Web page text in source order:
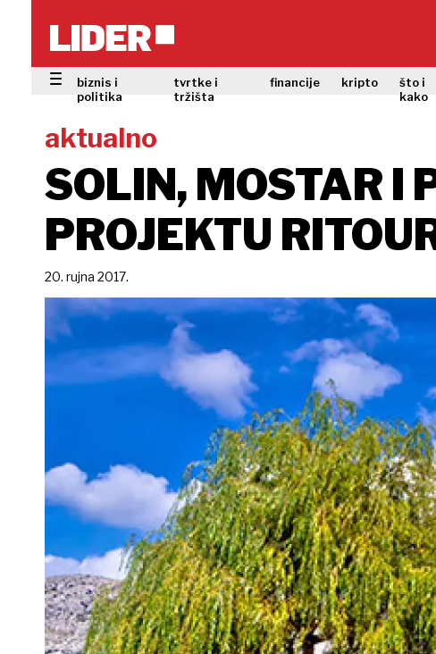
biznis i
politika
tvrtke i
tržišta
financije kripto
što i
kako
aktualno
SOLIN, MOSTAR I
PROJEKTU
20. rujna 2017.